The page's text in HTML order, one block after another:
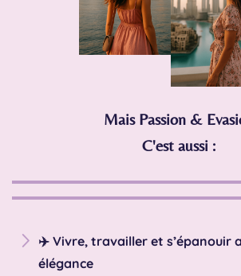
Mais Passion &
C'est aussi :
✈️ Vivre, travailler et s’épanouir
élégance